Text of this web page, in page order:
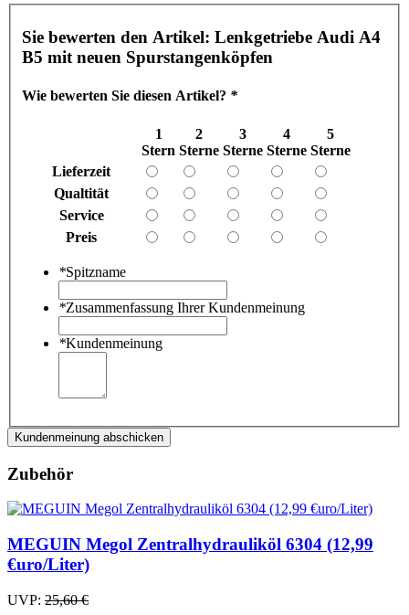
Sie bewerten den Artikel: Lenkgetriebe Audi A4
B5 mit neuen Spurstangenköpfen
Wie bewerten Sie diesen Artikel? *
1
Stern
2
Sterne
3
Sterne
4
Sterne
5
Sterne
Lieferzeit
Qualtität
Service
Preis
*Spitzname
*Zusammenfassung Ihrer Kundenmeinung
*Kundenmeinung
Kundenmeinung abschicken
Zubehör
MEGUIN Megol Zentralhydrauliköl 6304 (12,99
€uro/Liter)
UVP: 25,60 €